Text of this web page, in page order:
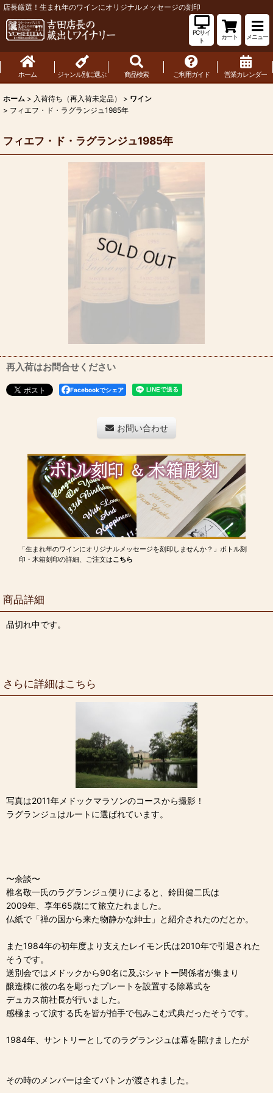
店長厳選！生まれ年のワインにオリジナルメッセージの刻印
PCサイ
ト
カート メニュー
ホーム ジャンル別に選ぶ 商品検索 ご利用ガイド 営業カレンダー
ホーム > 入荷待ち（再入荷未定品） > ワイン
> フィエフ・ド・ラグランジュ1985年
フィエフ・ド・ラグランジュ1985年
再入荷はお問合せください
Facebookでシェア
お問い合わせ
「生まれ年のワインにオリジナルメッセージを刻印しませんか？」ボトル刻
印・木箱刻印の詳細、ご注文はこちら
商品詳細
品切れ中です。
さらに詳細はこちら
写真は2011年メドックマラソンのコースから撮影！
ラグランジュはルートに選ばれています。
〜余談〜
椎名敬一氏のラグランジュ便りによると、鈴田健二氏は
2009年、享年65歳にて旅立たれました。
仏紙で「禅の国から来た物静かな紳士」と紹介されたのだとか。
また1984年の初年度より支えたレイモン氏は2010年で引退された
そうです。
送別会ではメドックから90名に及ぶシャトー関係者が集まり
醸造棟に彼の名を彫ったプレートを設置する除幕式を
デュカス前社長が行いました。
感極まって涙する氏を皆が拍手で包みこむ式典だったそうです。
1984年、サントリーとしてのラグランジュは幕を開けましたが
その時のメンバーは全てバトンが渡されました。